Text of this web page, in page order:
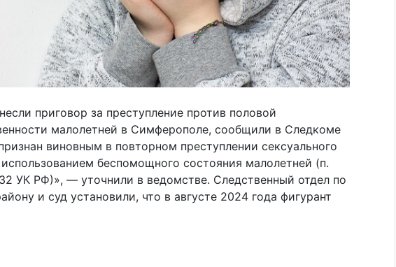
приговор за преступление против половой
малолетней в Симферополе, сообщили в Следкоме
виновным в повторном преступлении сексуального
беспомощного состояния малолетней (п.
УК РФ)», — уточнили в ведомстве. Следственный отдел по
и суд установили, что в августе 2024 года фигурант